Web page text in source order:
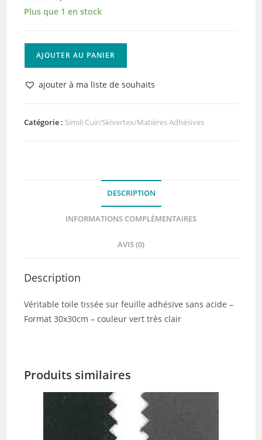
Plus que 1 en stock
Toile
Mentalo
AJOUTER AU PANIER
ajouter à ma liste de souhaits
Catégorie : Simili Cuir/Skivertex/Matières Adhésives
DESCRIPTION
INFORMATIONS COMPLÉMENTAIRES
AVIS (0)
Description
Véritable toile tissée sur feuille adhésive sans acide –
Format 30x30cm – couleur vert très clair
Produits similaires